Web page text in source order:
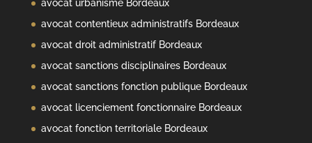
avocat urbanisme Bordeaux
avocat contentieux administratifs Bordeaux
avocat droit administratif Bordeaux
avocat sanctions disciplinaires Bordeaux
avocat sanctions fonction publique Bordeaux
avocat licenciement fonctionnaire Bordeaux
avocat fonction territoriale Bordeaux